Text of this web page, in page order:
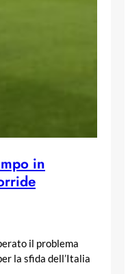
in
il problema
la sfida dell’Italia